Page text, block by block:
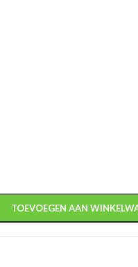
TOEVOEGEN AAN